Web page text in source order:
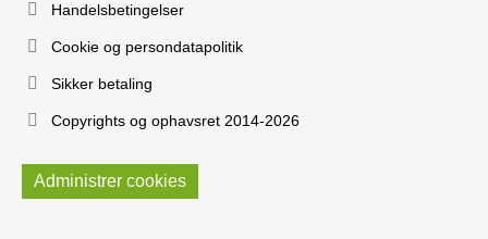
Handelsbetingelser
Cookie og persondatapolitik
Sikker betaling
Copyrights og ophavsret 2014-2026
Administrer cookies